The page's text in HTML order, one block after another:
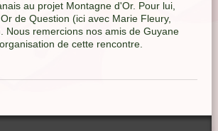
au projet Montagne d'Or. Pour lui,
de Question (ici avec Marie Fleury,
Nous remercions nos amis de Guyane
de cette rencontre.